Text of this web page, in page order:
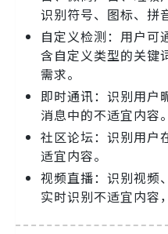
识别符号、图标、拼
自定义检测：用户可
含自定义类型的关键
需求。
即时通讯：识别用户
消息中的不适宜内容。
社区论坛：识别用户
适宜内容。
视频直播：识别视频
实时识别不适宜内容